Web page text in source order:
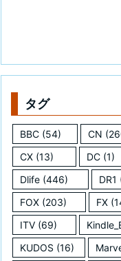
タグ
BBC (54) CN
CX (13) DC(1)
Dlife (446) DR1
FOX (203) FX
ITV (69)
KUDOS (16)